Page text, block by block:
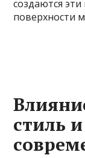
создаются
поверхности
стиль